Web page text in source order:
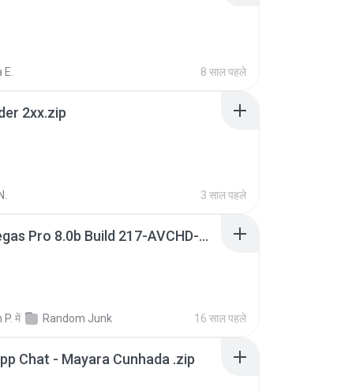
8 साल पहले
2xx.zip
3 साल पहले
Sony Vegas Pro 8.0b Build 217-AVCHD-MPG-AC3 FIXED.7z
में Random Junk 16 साल पहले
Chat - Mayara Cunhada .zip